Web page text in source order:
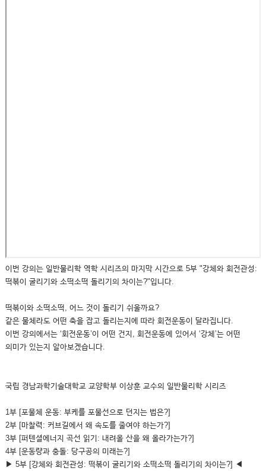
이번 강의는 일반물리학 역학 시리즈의 마지막 시간으로 5부 "강체와 회전관성:
떡볶이 굴리기와 소떡소떡 돌리기의 차이는?"입니다.
떡볶이와 소떡소떡, 어느 것이 돌리기 쉬울까요?
같은 물체라도 어떤 축을 잡고 돌리는지에 따라 회전운동이 달라집니다.
이번 강의에서는 ‘회전운동’이 어떤 건지, 회전운동에 있어서 ‘강체’는 어떤
의미가 있는지 알아보겠습니다.
국립 경남과학기술대학교 교양학부 이상훈 교수의 일반물리학 시리즈
1부 [포물체 운동: 부케를 포물선으로 던지는 법은?]
2부 [마찰력: 커브길에서 왜 속도를 줄여야 하는가?]
3부 [퍼텐셜에너지 곡선 읽기: 내려올 산을 왜 올라가는가?]
4부 [운동량과 충돌: 당구공의 미래는?]
▶ 5부 [강체와 회전관성: 떡볶이 굴리기와 소떡소떡 돌리기의 차이는?] ◀